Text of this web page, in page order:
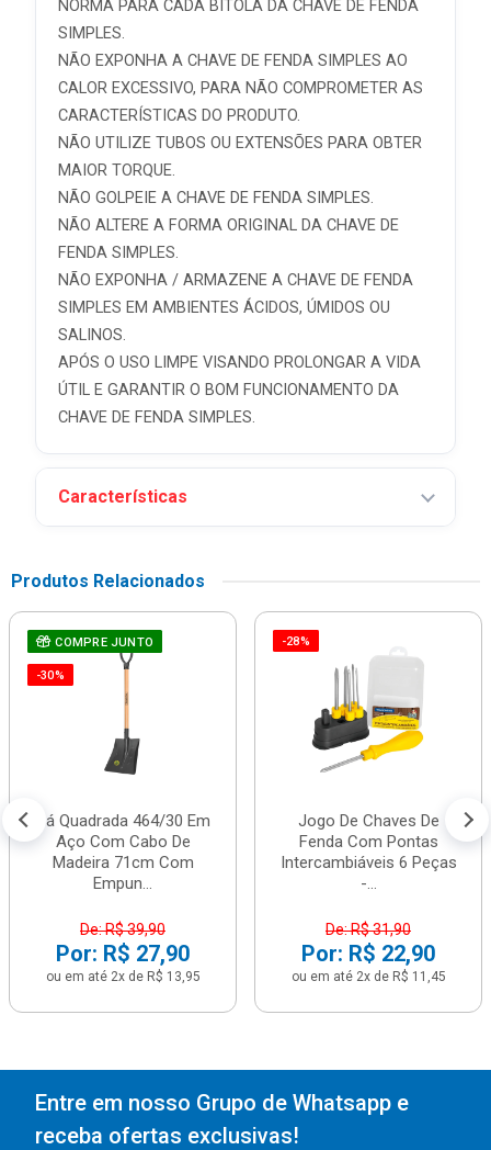
NORMA PARA CADA BITOLA DA CHAVE DE FENDA
SIMPLES.
NÃO EXPONHA A CHAVE DE FENDA SIMPLES AO
CALOR EXCESSIVO, PARA NÃO COMPROMETER AS
CARACTERÍSTICAS DO PRODUTO.
NÃO UTILIZE TUBOS OU EXTENSÕES PARA OBTER
MAIOR TORQUE.
NÃO GOLPEIE A CHAVE DE FENDA SIMPLES.
NÃO ALTERE A FORMA ORIGINAL DA CHAVE DE
FENDA SIMPLES.
NÃO EXPONHA / ARMAZENE A CHAVE DE FENDA
SIMPLES EM AMBIENTES ÁCIDOS, ÚMIDOS OU
SALINOS.
APÓS O USO LIMPE VISANDO PROLONGAR A VIDA
ÚTIL E GARANTIR O BOM FUNCIONAMENTO DA
CHAVE DE FENDA SIMPLES.
Características
Produtos Relacionados
COMPRE JUNTO
-30%
Pá Quadrada 464/30 Em
Aço Com Cabo De
Madeira 71cm Com
Empun...
De: R$ 39,90
Por: R$ 27,90
ou em até 2x de R$ 13,95
-28%
Jogo De Chaves De
Fenda Com Pontas
Intercambiáveis 6 Peças
-...
De: R$ 31,90
Por: R$ 22,90
ou em até 2x de R$ 11,45
Entre em nosso Grupo de Whatsapp e
receba ofertas exclusivas!